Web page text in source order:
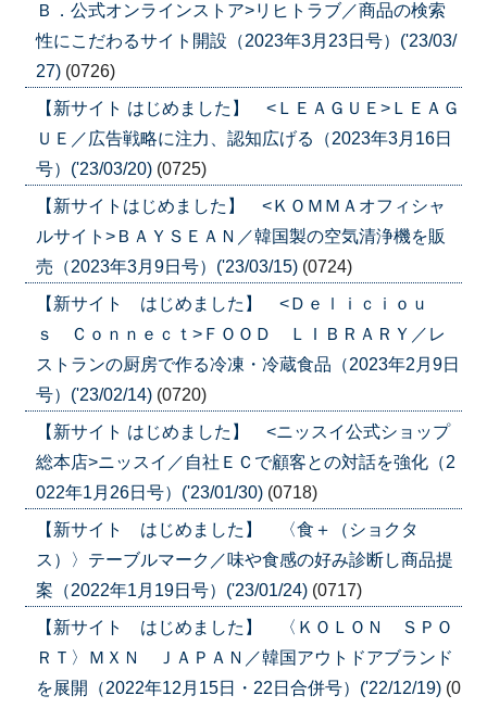
Ｂ．公式オンラインストア>リヒトラブ／商品の検索
性にこだわるサイト開設（2023年3月23日号）('23/03/
27) (0726)
【新サイト はじめました】 <ＬＥＡＧＵＥ>ＬＥＡＧ
ＵＥ／広告戦略に注力、認知広げる（2023年3月16日
号）('23/03/20) (0725)
【新サイトはじめました】 <ＫＯＭＭＡオフィシャ
ルサイト>ＢＡＹＳＥＡＮ／韓国製の空気清浄機を販
売（2023年3月9日号）('23/03/15) (0724)
【新サイト はじめました】 <Ｄｅｌｉｃｉｏｕ
ｓ Ｃｏｎｎｅｃｔ>ＦＯＯＤ ＬＩＢＲＡＲＹ／レ
ストランの厨房で作る冷凍・冷蔵食品（2023年2月9日
号）('23/02/14) (0720)
【新サイト はじめました】 <ニッスイ公式ショップ
総本店>ニッスイ／自社ＥＣで顧客との対話を強化（2
022年1月26日号）('23/01/30) (0718)
【新サイト はじめました】 〈食＋（ショクタ
ス）〉テーブルマーク／味や食感の好み診断し商品提
案（2022年1月19日号）('23/01/24) (0717)
【新サイト はじめました】 〈ＫＯＬＯＮ ＳＰＯ
ＲＴ〉ＭＸＮ ＪＡＰＡＮ／韓国アウトドアブランド
を展開（2022年12月15日・22日合併号）('22/12/19) (0